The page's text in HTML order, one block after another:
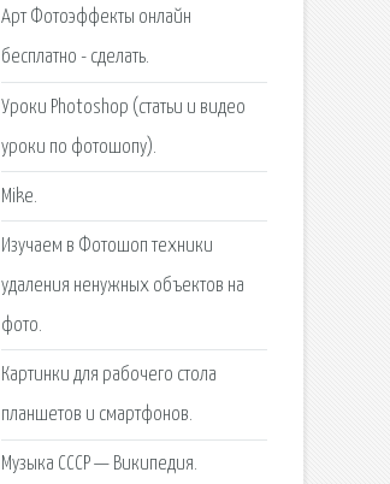
Арт Фотоэффекты онлайн
бесплатно - сделать.
Уроки Photoshop (статьи и видео
уроки по фотошопу).
Mike.
Изучаем в Фотошоп техники
удаления ненужных объектов на
фото.
Картинки для рабочего стола
планшетов и смартфонов.
Музыка СССР — Википедия.